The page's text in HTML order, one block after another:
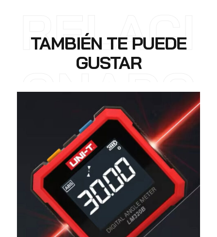
TAMBIÉN TE PUEDE
GUSTAR
RELACI
ONADO
S CON
LA